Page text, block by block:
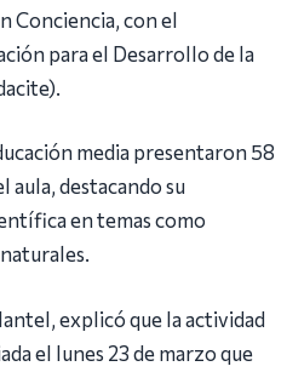
Conciencia, con el
para el Desarrollo de la
media presentaron 58
aula, destacando su
en temas como
explicó que la actividad
el lunes 23 de marzo que